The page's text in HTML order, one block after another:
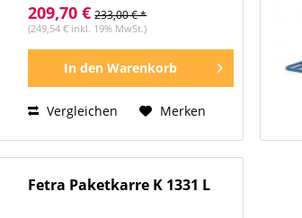
209,70 € 233,00 € *
(249,54 € inkl. 19% MwSt.)
In den Warenkorb
Vergleichen Merken
Fetra Paketkarre K 1331 L